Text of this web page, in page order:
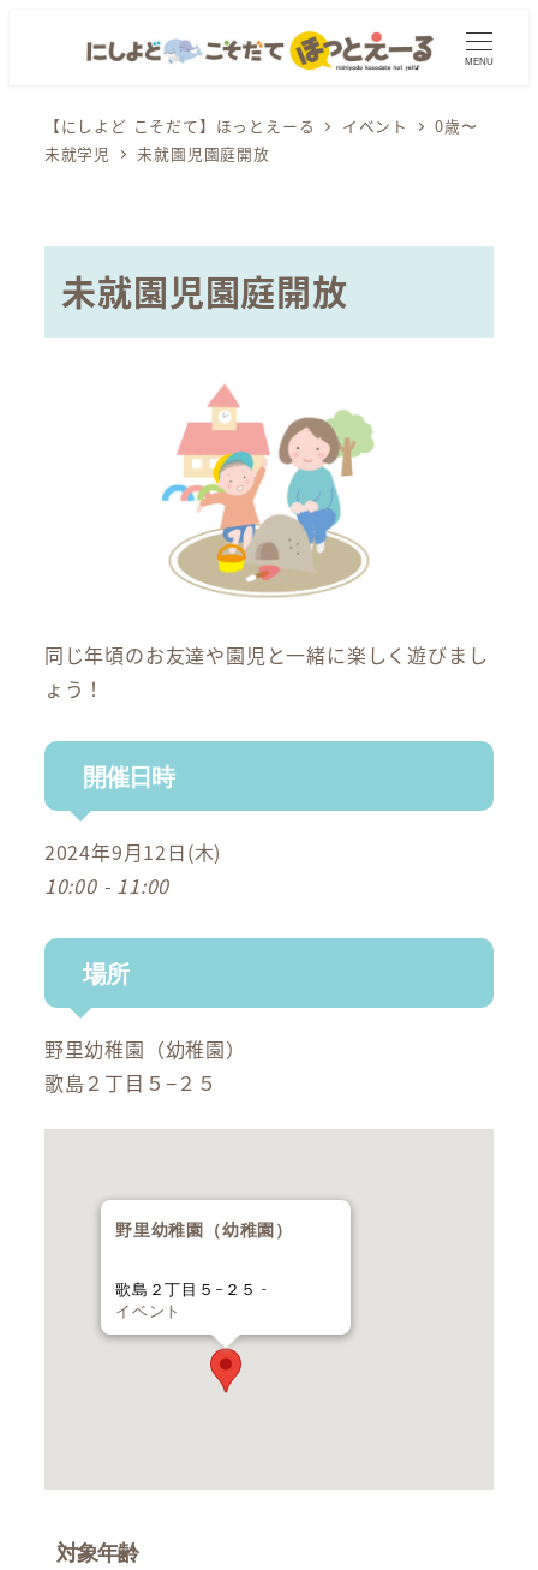
MENU
【にしよど こそだて】ほっとえーる イベント
0歳〜
未就学児
未就園児園庭開放
未就園児園庭開放
同じ年頃のお友達や園児と一緒に楽しく遊びまし
ょう！
開催日時
2024年9月12日(木)
10:00 - 11:00
場所
野里幼稚園（幼稚園）
歌島２丁目５−２５
野里幼稚園（幼稚園）
歌島２丁目５−２５ -
イベント
対象年齢